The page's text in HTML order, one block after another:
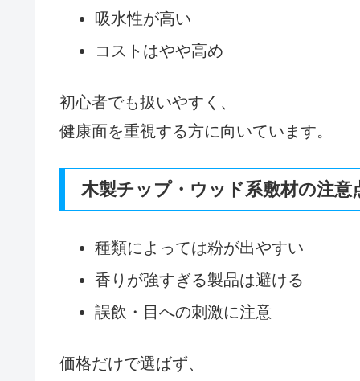
吸水性が高い
コストはやや高め
初心者でも扱いやすく、
健康面を重視する方に向いています。
木製チップ・ウッド系敷材の注意
種類によっては粉が出やすい
香りが強すぎる製品は避ける
誤飲・目への刺激に注意
価格だけで選ばず、